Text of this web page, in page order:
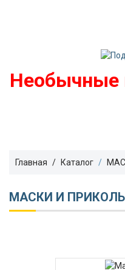
Необычные
Главная Каталог
МАСКИ И